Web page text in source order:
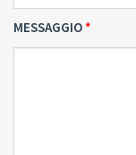
MESSAGGIO